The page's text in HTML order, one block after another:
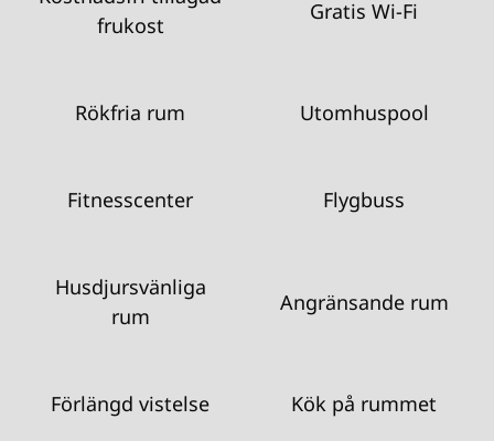
frukost
Gratis Wi-Fi
Rökfria rum Utomhuspool
Fitnesscenter Flygbuss
Husdjursvänliga
rum
Angränsande rum
Förlängd vistelse Kök på rummet